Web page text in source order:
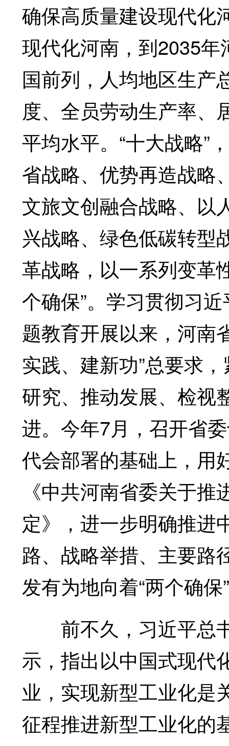
确保高质量建设现代化
现代化河南，到2035
国前列，人均地区生产
度、全员劳动生产率、
平均水平。“十大战略”
省战略、优势再造战略
文旅文创融合战略、以
兴战略、绿色低碳转型
革战略，以一系列变革
个确保”。学习贯彻习
题教育开展以来，河南
实践、建新功”总要求
研究、推动发展、检视
进。今年7月，召开省
代会部署的基础上，用
《中共河南省委关于
定》，进一步明确推进
路、战略举措、主要路
发有为地向着“两个确
前不久，习近平总
示，指出以中国式现代
业，实现新型工业化是
征程推进新型工业化的